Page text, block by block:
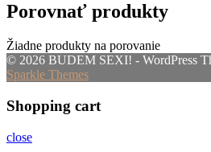
Porovnať produkty
Žiadne produkty na porovanie
© 2026 BUDEM SEXI! - WordPress
Sparkle Themes
Shopping cart
close